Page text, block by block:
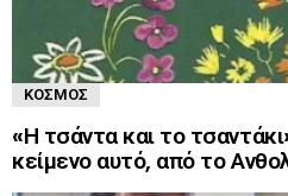
ΚΌΣΜΟΣ
«Η τσάντα και το
κείμενο αυτό, από το